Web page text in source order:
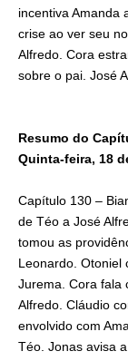
incentiva Amanda
crise ao ver seu
Alfredo. Cora
sobre o pai. José
Resumo do
Quinta-feira, 18
Capítulo 130 –
de Téo a José
tomou as
Leonardo. Otoniel
Jurema. Cora fala
Alfredo. Cláudio
envolvido com
Téo. Jonas avisa